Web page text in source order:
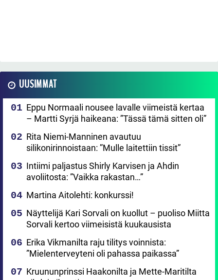
UUSIMMAT
Eppu Normaali nousee lavalle viimeistä kertaa
– Martti Syrjä haikeana: ”Tässä tämä sitten oli”
Rita Niemi-Manninen avautuu
silikonirinnoistaan: ”Mulle laitettiin tissit”
Intiimi paljastus Shirly Karvisen ja Ahdin
avoliitosta: ”Vaikka rakastan…”
Martina Aitolehti: konkurssi!
Näyttelijä Kari Sorvali on kuollut – puoliso Miitta
Sorvali kertoo viimeisistä kuukausista
Erika Vikmanilta raju tilitys voinnista:
”Mielenterveyteni oli pahassa paikassa”
Kruununprinssi Haakonilta ja Mette-Maritilta